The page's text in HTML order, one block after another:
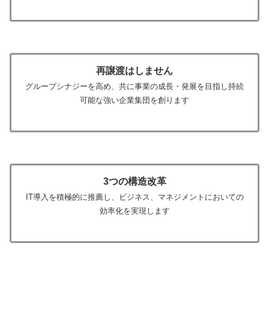
再譲渡はしません
グループシナジーを高め、共に事業の成長・発展を目指し持続
可能な強い企業集団を創ります
3つの構造改革
IT導入を積極的に推薦し、ビジネス、マネジメントにおいての
効率化を実現します